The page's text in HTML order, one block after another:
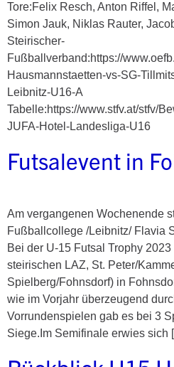
Tore:Felix Resch, Anton Riffel,
Simon Jauk, Niklas Rauter,
Steirischer-
Fußballverband:https://
Hausmannstaetten-vs-SG-
Leibnitz-U16-A
Tabelle:https://www.stfv.at/stfv/
JUFA-Hotel-Landesliga-U16
Futsalevent in
Am vergangenen Wochenende
Fußballcollege /Leibnitz/ Flavia
Bei der U-15 Futsal Trophy
steirischen LAZ, St. Peter/
Spielberg/Fohnsdorf) in
wie im Vorjahr überzeugend
Vorrundenspielen gab es bei 3
Siege.Im Semifinale erwies sich